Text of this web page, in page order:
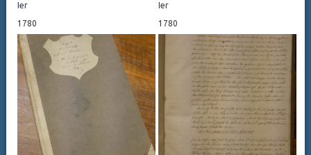
Ier
1780
Ier
1780